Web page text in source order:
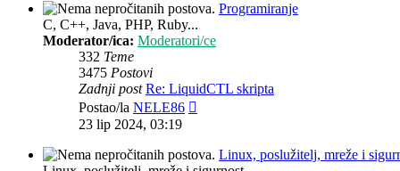
Programiranje
C, C++, Java, PHP, Ruby...
Moderator/ica: Moderatori/ce
332 Teme
3475 Postovi
Zadnji post Re: LiquidCTL skripta
Postao/la NELE86
23 lip 2024, 03:19
Linux, poslužitelj, mreže i